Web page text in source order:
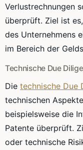
Verlustrechnungen
überprüft. Ziel ist
des Unternehmens
im Bereich der
Technische Due
Die technische Due
technischen
beispielsweise die
Patente überprüft.
oder technische